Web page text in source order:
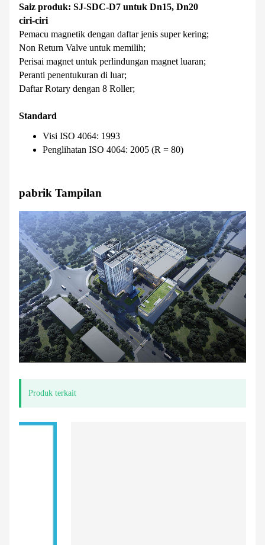
Saiz produk: SJ-SDC-D7 untuk Dn15, Dn20
ciri-ciri
Pemacu magnetik dengan daftar jenis super kering;
Non Return Valve untuk memilih;
Perisai magnet untuk perlindungan magnet luaran;
Peranti penentukuran di luar;
Daftar Rotary dengan 8 Roller;
Standard
Visi ISO 4064: 1993
Penglihatan ISO 4064: 2005 (R = 80)
pabrik Tampilan
Produk terkait